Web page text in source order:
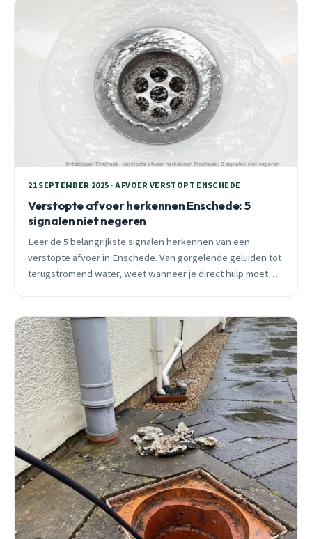
21 SEPTEMBER 2025 · AFVOER VERSTOPT ENSCHEDE
Verstopte afvoer herkennen Enschede: 5
signalen niet negeren
Leer de 5 belangrijkste signalen herkennen van een
verstopte afvoer in Enschede. Van gorgelende geluiden tot
terugstromend water, weet wanneer je direct hulp moet